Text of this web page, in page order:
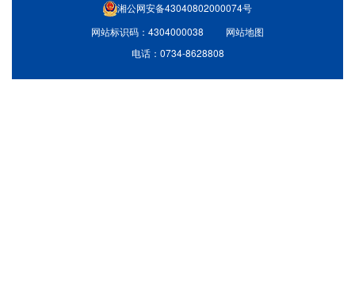
湘公网安备43040802000074号
网站标识码：4304000038
网站地图
电话：0734-8628808